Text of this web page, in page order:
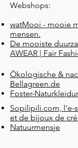
Webshops:
watMooi - mooie
mensen.
De mooiste
AWEAR | Fair
Ökologische &
Bellagreen.de
Foster-
Sopilipili.com, l'e-
et de bijoux de
Natuurmensje